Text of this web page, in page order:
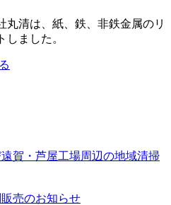
丸清は、紙、鉄、非鉄金属のリ
ました。
賀・芦屋工場周辺の地域清掃
売のお知らせ